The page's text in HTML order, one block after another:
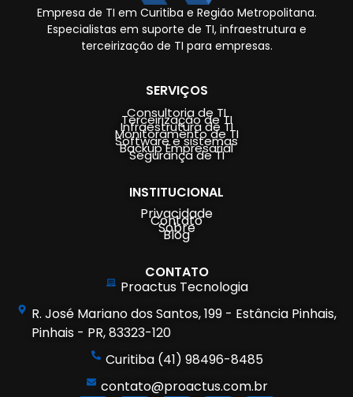
Empresa de TI em Curitiba e Região Metropolitana.
Especialistas em suporte de TI, infraestrutura e
terceirização de TI para empresas.
SERVIÇOS
Consultoria de TI
Terceirização de TI
Infraestrutura de TI
Monitoramento de TI
Software e sistemas
Backup Empresarial
Segurança de TI
INSTITUCIONAL
Privacidade
Contato
Sobre
Blog
CONTATO
Proactus Tecnologia
R. José Mariano dos Santos, 199 - Estância Pinhais,
Pinhais - PR, 83323-120
Curitiba (41) 98496-8485
contato@proactus.com.br